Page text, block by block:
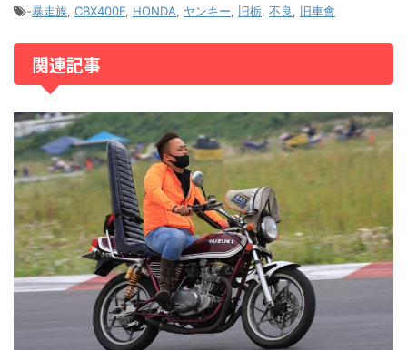
-暴走族, CBX400F, HONDA, ヤンキー, 旧栃, 不良, 旧車會
関連記事